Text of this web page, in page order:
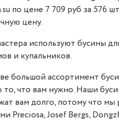
по цене 7 709 руб за 576
цену.
используют бусины
и купальников.
большой ассортимент
что вам нужно. Наши
вам долго, потому что
Preciosa, Josef Bergs,